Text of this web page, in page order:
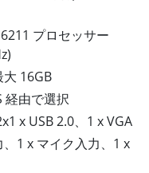
プロセッサー
16GB
経由で選択
x USB 2.0、1 x VGA
1 x マイク入力、1 x